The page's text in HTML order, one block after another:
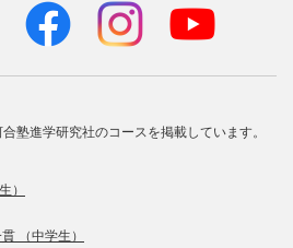
塾進学研究社のコースを掲載しています。
）
（中学生）